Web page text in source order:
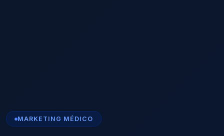
MARKETING MÉDICO